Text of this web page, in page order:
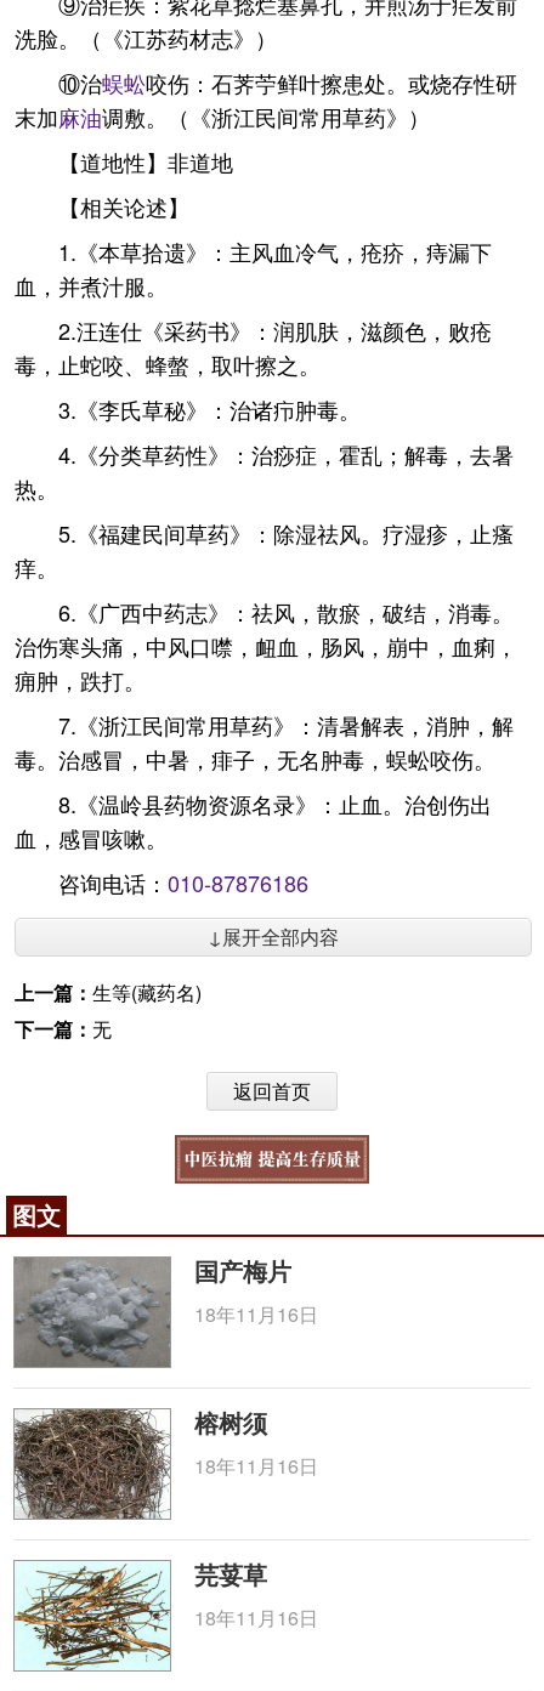
洗脸。（《江苏药材志》）
⑩治蜈蚣咬伤：石荠苧鲜叶擦患处。或烧存性研
末加麻油调敷。（《浙江民间常用草药》）
【道地性】非道地
【相关论述】
1.《本草拾遗》：主风血冷气，疮疥，痔漏下
血，并煮汁服。
2.汪连仕《采药书》：润肌肤，滋颜色，败疮
毒，止蛇咬、蜂螫，取叶擦之。
3.《李氏草秘》：治诸疖肿毒。
4.《分类草药性》：治痧症，霍乱；解毒，去暑
热。
5.《福建民间草药》：除湿祛风。疗湿疹，止瘙
痒。
6.《广西中药志》：祛风，散瘀，破结，消毒。
治伤寒头痛，中风口噤，衄血，肠风，崩中，血痢，
痈肿，跌打。
7.《浙江民间常用草药》：清暑解表，消肿，解
毒。治感冒，中暑，痱子，无名肿毒，蜈蚣咬伤。
8.《温岭县药物资源名录》：止血。治创伤出
血，感冒咳嗽。
咨询电话： 010-87876186
↓展开全部内容
上一篇： 生等(藏药名)
下一篇： 无
返回首页
图文
国产梅片
18年11月16日
榕树须
18年11月16日
芫荽草
18年11月16日